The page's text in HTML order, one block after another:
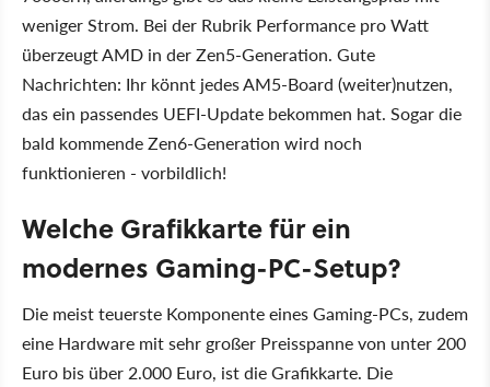
weniger Strom. Bei der Rubrik Performance pro Watt
überzeugt AMD in der Zen5-Generation. Gute
Nachrichten: Ihr könnt jedes AM5-Board (weiter)nutzen,
das ein passendes UEFI-Update bekommen hat. Sogar die
bald kommende Zen6-Generation wird noch
funktionieren - vorbildlich!
Welche Grafikkarte für ein
modernes Gaming-PC-Setup?
Die meist teuerste Komponente eines Gaming-PCs, zudem
eine Hardware mit sehr großer Preisspanne von unter 200
Euro bis über 2.000 Euro, ist die Grafikkarte. Die